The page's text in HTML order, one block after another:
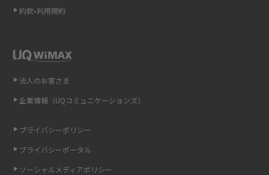
リプライ機能とは？LINE、X（旧Twitter）、Instagram、TikTokで送る方法
インスタのDMの送り方は？便利機能の使い方や注意点をわかりやすく解説
Bluetooth®とは？Wi-Fiとの違いやスマホ・PCとの接続方法を解説
紹介
方法を詳しく解説
約款•利用規約
法人のお客さま
企業情報（UQコミュニケーションズ）
プライバシーポリシー
プライバシーポータル
ソーシャルメディアポリシー